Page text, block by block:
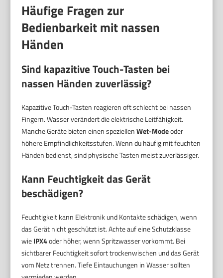
Häufige Fragen zur
Bedienbarkeit mit nassen
Händen
Sind kapazitive Touch-Tasten bei
nassen Händen zuverlässig?
Kapazitive Touch-Tasten reagieren oft schlecht bei nassen
Fingern. Wasser verändert die elektrische Leitfähigkeit.
Manche Geräte bieten einen speziellenWet-Modeoder
höhere Empfindlichkeitsstufen. Wenn du häufig mit feuchten
Händen bedienst, sind physische Tasten meist zuverlässiger.
Kann Feuchtigkeit das Gerät
beschädigen?
Feuchtigkeit kann Elektronik und Kontakte schädigen, wenn
das Gerät nicht geschützt ist. Achte auf eine Schutzklasse
wieIPX4oder höher, wenn Spritzwasser vorkommt. Bei
sichtbarer Feuchtigkeit sofort trockenwischen und das Gerät
vom Netz trennen. Tiefe Eintauchungen in Wasser sollten